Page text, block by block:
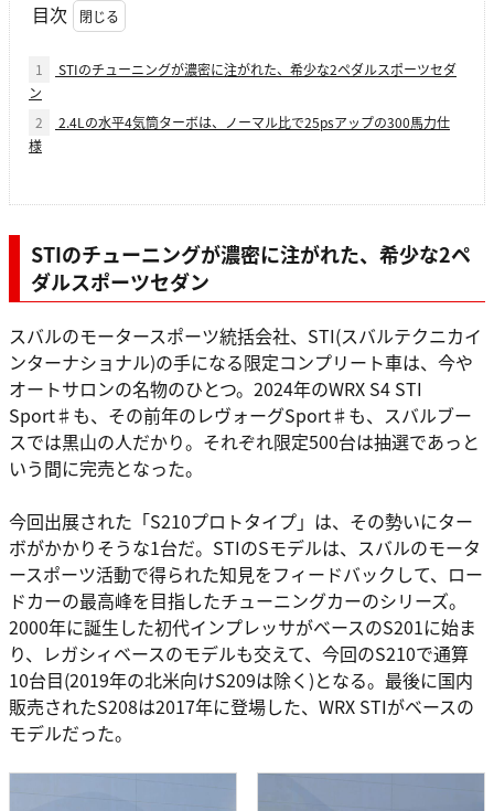
目次
1
STIのチューニングが濃密に注がれた、希少な2ペダルスポーツセダ
ン
2
2.4Lの水平4気筒ターボは、ノーマル比で25psアップの300馬力仕
様
STIのチューニングが濃密に注がれた、希少な2ペ
ダルスポーツセダン
スバルのモータースポーツ統括会社、STI(スバルテクニカイ
ンターナショナル)の手になる限定コンプリート車は、今や
オートサロンの名物のひとつ。2024年のWRX S4 STI
Sport♯も、その前年のレヴォーグSport♯も、スバルブー
スでは黒山の人だかり。それぞれ限定500台は抽選であっと
いう間に完売となった。
今回出展された「S210プロトタイプ」は、その勢いにター
ボがかかりそうな1台だ。STIのSモデルは、スバルのモータ
ースポーツ活動で得られた知見をフィードバックして、ロー
ドカーの最高峰を目指したチューニングカーのシリーズ。
2000年に誕生した初代インプレッサがベースのS201に始ま
り、レガシィベースのモデルも交えて、今回のS210で通算
10台目(2019年の北米向けS209は除く)となる。最後に国内
販売されたS208は2017年に登場した、WRX STIがベースの
モデルだった。